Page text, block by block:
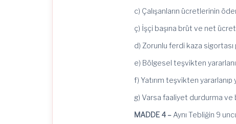
c) Çalışanların ücretlerinin
ç) İşçi başına brüt ve net
d) Zorunlu ferdi kaza sigortası
e) Bölgesel teşvikten
f) Yatırım teşvikten yararlanıp
g) Varsa faaliyet durdurma ve
MADDE 4 – Aynı Tebliğin 9